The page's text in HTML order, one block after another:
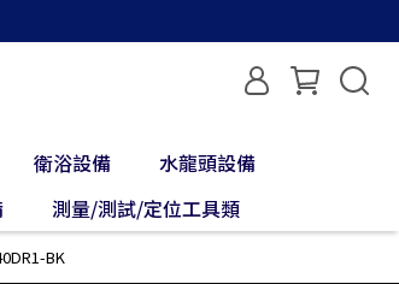
衛浴設備
水龍頭設備
測量/測試/定位工具類
BK